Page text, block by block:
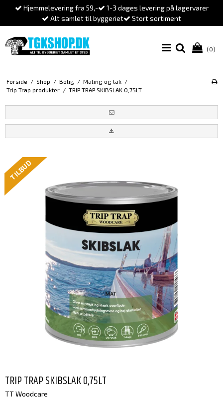
Hjemmelevering fra 59,-
1-3 dages levering på lagervarer
Alt samlet til byggeriet
Stort sortiment
(0)
Forside / Shop / Bolig / Maling og lak /
Trip Trap produkter / TRIP TRAP SKIBSLAK 0,75LT
TILBUD
TRIP TRAP SKIBSLAK 0,75LT
TT Woodcare